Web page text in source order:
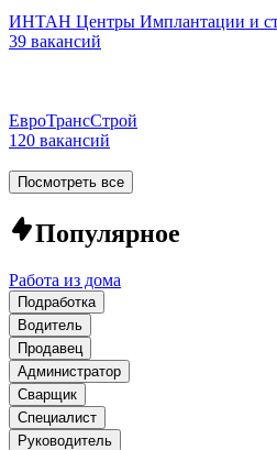
ИНТАН Центры Имплантации и
39 вакансий
ЕвроТрансСтрой
120 вакансий
Посмотреть все
Популярное
Работа из дома
Подработка
Водитель
Продавец
Администратор
Сварщик
Специалист
Руководитель